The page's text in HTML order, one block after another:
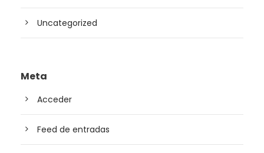
Uncategorized
Meta
Acceder
Feed de entradas